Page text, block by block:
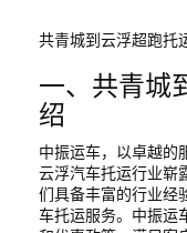
共青城到云浮超跑托
一、共青城
绍
中振运车，以卓越的
云浮汽车托运行业崭
们具备丰富的行业经
车托运服务。中振运